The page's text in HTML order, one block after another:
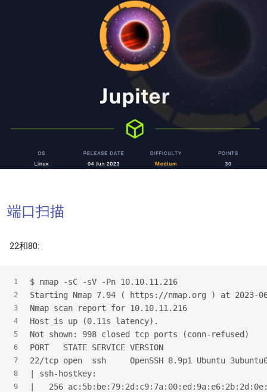
端口扫描
22和80:
1
2
3
4
5
6
7
8
9
$ nmap -sC -sV -Pn 10.10.11.216
Starting Nmap 7.94 ( https://nmap.org ) at 2023-
Nmap scan report for 10.10.11.216
Host is up (0.11s latency).
Not shown: 998 closed tcp ports (conn-refused)
PORT   STATE SERVICE VERSION
22/tcp open  ssh     OpenSSH 8.9p1 Ubuntu
| ssh-hostkey:
|   256